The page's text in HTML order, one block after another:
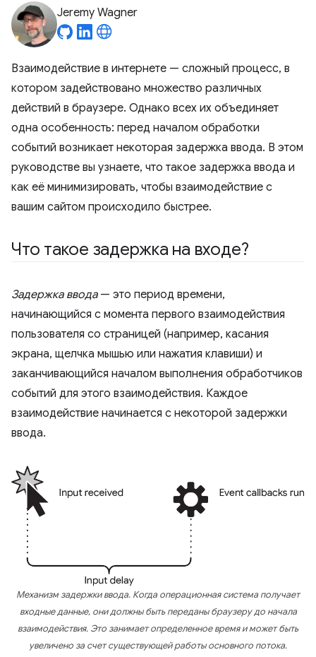
Jeremy Wagner
Взаимодействие в интернете — сложный процесс, в
котором задействовано множество различных
действий в браузере. Однако всех их объединяет
одна особенность: перед началом обработки
событий возникает некоторая задержка ввода. В этом
руководстве вы узнаете, что такое задержка ввода и
как её минимизировать, чтобы взаимодействие с
вашим сайтом происходило быстрее.
Что такое задержка на входе?
Задержка ввода— это период времени,
начинающийся с момента первого взаимодействия
пользователя со страницей (например, касания
экрана, щелчка мышью или нажатия клавиши) и
заканчивающийся началом выполнения обработчиков
событий для этого взаимодействия. Каждое
взаимодействие начинается с некоторой задержки
ввода.
Механизм задержки ввода. Когда операционная система получает
входные данные, они должны быть переданы браузеру до начала
взаимодействия. Это занимает определенное время и может быть
увеличено за счет существующей работы основного потока.